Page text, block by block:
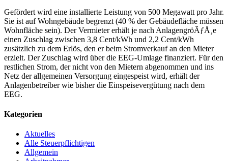
Gefördert wird eine installierte Leistung von 500 Megawatt pro Jahr.
Sie ist auf Wohngebäude begrenzt (40 % der Gebäudefläche müssen
Wohnfläche sein). Der Vermieter erhält je nach AnlagengröÃƒÅ¸e
einen Zuschlag zwischen 3,8 Cent/kWh und 2,2 Cent/kWh
zusätzlich zu dem Erlös, den er beim Stromverkauf an den Mieter
erzielt. Der Zuschlag wird über die EEG-Umlage finanziert. Für den
restlichen Strom, der nicht von den Mietern abgenommen und ins
Netz der allgemeinen Versorgung eingespeist wird, erhält der
Anlagenbetreiber wie bisher die Einspeisevergütung nach dem
EEG.
Kategorien
Aktuelles
Alle Steuerpflichtigen
Allgemein